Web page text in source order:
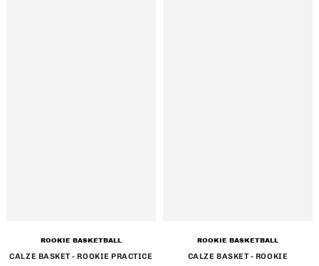
Venditore:
ROOKIE BASKETBALL
CALZE BASKET - ROOKIE PRACTICE
Venditore:
ROOKIE BASKETBALL
CALZE BASKET - ROOKIE